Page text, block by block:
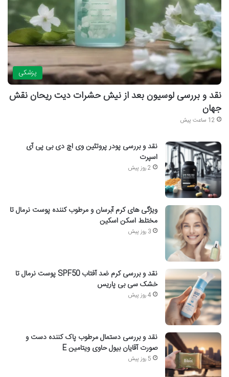
پزشکی
نقد و بررسی لوسیون بعد از نیش حشرات دیت ریحان نقش
جهان
12 ساعت پیش
نقد و بررسی پودر پروتئین وی اچ دی بی پی آی
اسپرت
2 روز پیش
ویژگی های کرم آبرسان و مرطوب کننده پوست نرمال تا
مختلط اسکن اسکین
3 روز پیش
نقد و بررسی کرم ضد آفتاب SPF50 پوست نرمال تا
خشک سی بی پاریس
4 روز پیش
نقد و بررسی دستمال مرطوب پاک کننده دست و
صورت آقایان بیول حاوی ویتامین E
5 روز پیش